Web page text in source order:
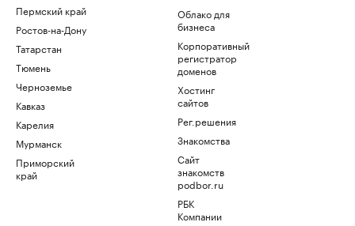
Пермский край
Ростов-на-Дону
Татарстан
Тюмень
Черноземье
Кавказ
Карелия
Мурманск
Приморский
край
Облако для
бизнеса
Корпоративный
регистратор
доменов
Хостинг
сайтов
Рег.решения
Знакомства
Сайт
знакомств
podbor.ru
РБК
Компании